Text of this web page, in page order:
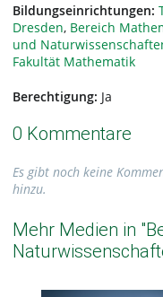
Bildungseinrichtungen:
Dresden, Bereich
und
Fakultät Mathematik
Berechtigung: Ja
0 Kommentare
Es gibt noch keine
hinzu.
Mehr Medien in